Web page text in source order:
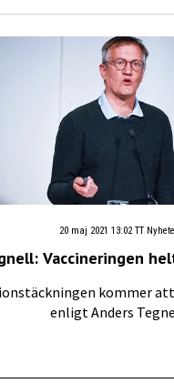
20 maj 2021 13:02 TT
Vaccineringen
kommer
enligt Anders